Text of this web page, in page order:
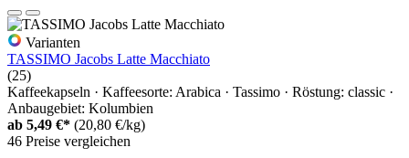
Varianten
TASSIMO Jacobs Latte Macchiato
(25)
Kaffeekapseln · Kaffeesorte: Arabica · Tassimo · Röstung: classic ·
Anbaugebiet: Kolumbien
ab 5,49 €* (20,80 €/kg)
46 Preise vergleichen